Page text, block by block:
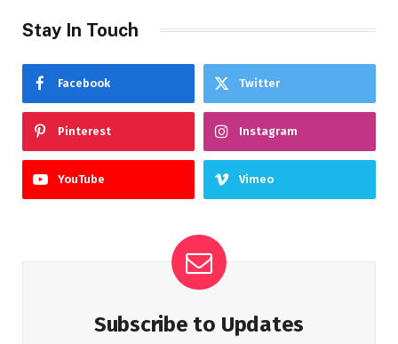
Stay In Touch
Facebook Twitter
Pinterest Instagram
YouTube Vimeo
Subscribe to Updates